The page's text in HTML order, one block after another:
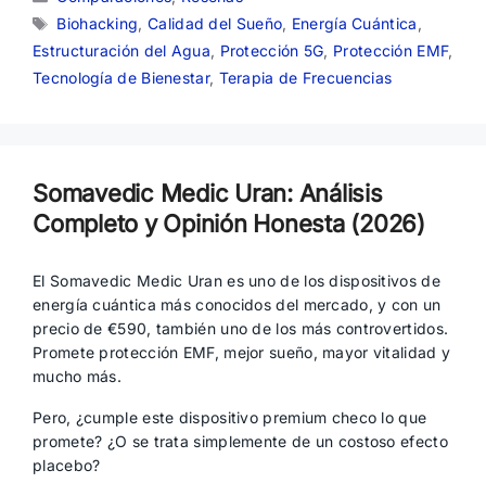
Etiquetas
Biohacking, Calidad del Sueño, Energía Cuántica ,
Estructuración del Agua, Protección 5G, Protección EMF,
Tecnología de Bienestar, Terapia de Frecuencias
Somavedic Medic Uran: Análisis
Completo y Opinión Honesta (2026)
El Somavedic Medic Uran es uno de los dispositivos de
energía cuántica más conocidos del mercado, y con un
precio de €590, también uno de los más controvertidos.
Promete protección EMF, mejor sueño, mayor vitalidad y
mucho más.
Pero, ¿cumple este dispositivo premium checo lo que
promete? ¿O se trata simplemente de un costoso efecto
placebo?